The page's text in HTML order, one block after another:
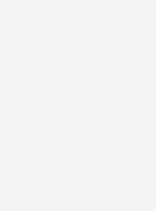
die Unternehmen mit den
Talents?
große Dienstleistungssparten. Die
Search. Diese Dienstleistung
nach Führungskräften. In diesem
Spektrum der Möglichkeiten ab.
das Unternehmen inklusive des
Wir schauen uns auch die Ziele
erstellen wir ein Anforderungsprofil.
müssen die Bewerber
erstellen wir einen